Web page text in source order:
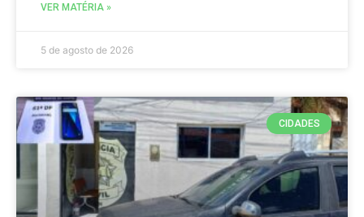
VER MATÉRIA »
5 de agosto de 2026
CIDADES